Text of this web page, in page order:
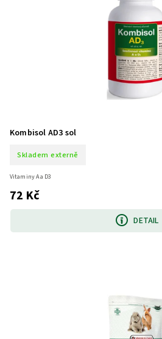
Kombisol AD3 sol
Skladem externě
72 Kč
DETAIL
Vitaminy A a D3